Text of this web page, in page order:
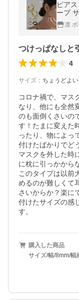
ピア
ープ
ズ 『
凛
4
サイズ ： ちょうどよい
コロナ禍で、マス
なり、他にも全然
のも面倒くさいの
す！たまに変えた
ったり、物によっ
付けたばかりでど
マスクを外した時
に枕に引っかから
このタイプは以前
めるのが難しくて
さいからか？楽に
付けたサイズの感
す。
購入した商品
サイズ/幅/8mm/幅